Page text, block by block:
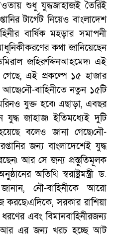
শুধু যুদ্ধজাহাজই তৈরিই
টার্গেট নিয়েও বাংলাদেশ
বার্ষিক মহড়ার সমাপনী
কথা জানিয়েছেন
জহিরুদ্দিনআহমেদ৷ এই
গেছে, এই প্রকল্পে ১৫ হাজার
বাহিনীতে নতুন ১৫টি
যুক্ত হবে৷ এছাড়া, এবছর
জাহাজ৷ ইতিমধ্যেই দুটি
বলেও জানা গেছে৷নৌ-
জন্য বাংলাদেশেই যুদ্ধ
আর সে জন্য প্রস্তুতিমূলক
অতিথি স্বরাষ্ট্রমন্ত্রী ড.
নৌ-বাহিনীকে আরো
সরকার রাশিয়া
এবং বিমানবাহিনীরজন্য
আর এর জন্য খরচ হচ্ছে আট